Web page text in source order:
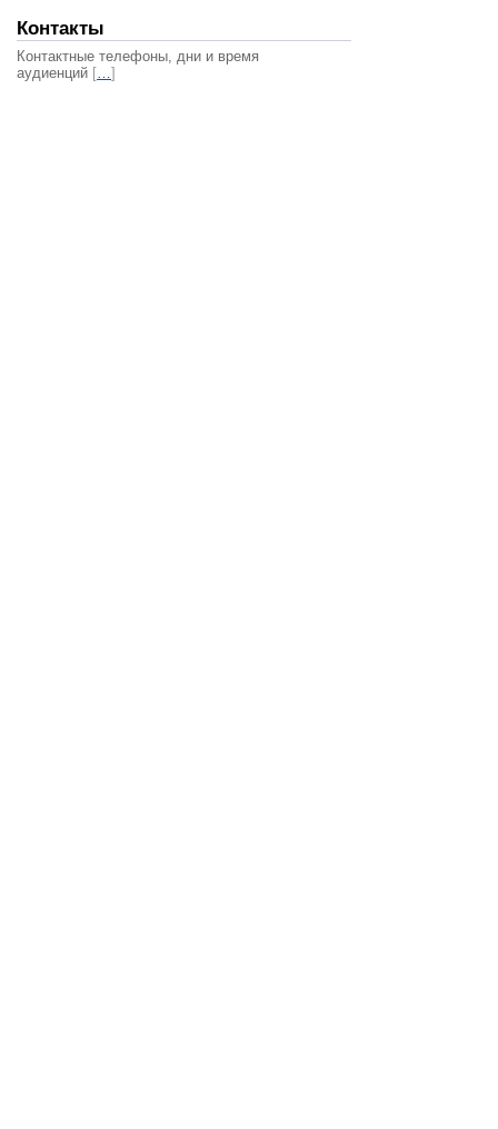
Контакты
Контактные телефоны, дни и время
аудиенций […]